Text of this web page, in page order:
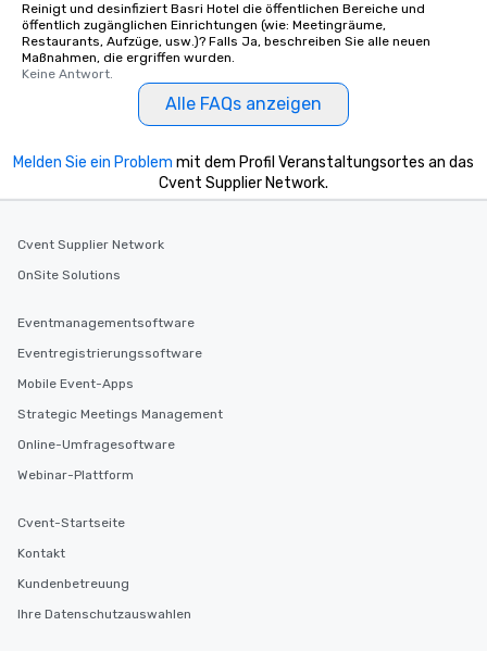
Reinigt und desinfiziert Basri Hotel die öffentlichen Bereiche und
öffentlich zugänglichen Einrichtungen (wie: Meetingräume,
Restaurants, Aufzüge, usw.)? Falls Ja, beschreiben Sie alle neuen
Maßnahmen, die ergriffen wurden.
Keine Antwort.
Alle FAQs anzeigen
Melden Sie ein Problem mit dem Profil Veranstaltungsortes an das
Cvent Supplier Network.
Cvent Supplier Network
OnSite Solutions
Eventmanagementsoftware
Eventregistrierungssoftware
Mobile Event-Apps
Strategic Meetings Management
Online-Umfragesoftware
Webinar-Plattform
Cvent-Startseite
Kontakt
Kundenbetreuung
Ihre Datenschutzauswahlen